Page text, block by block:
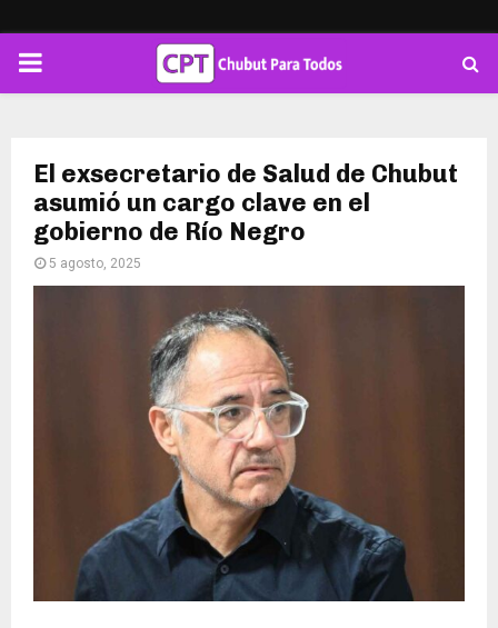
PRIMARY
El exsecretario de Salud de Chubut
asumió un cargo clave en el
gobierno de Río Negro
5 agosto, 2025